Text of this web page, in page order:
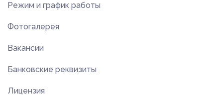
Режим и график работы
Фотогалерея
Вакансии
Банковские реквизиты
Лицензия